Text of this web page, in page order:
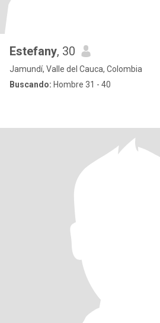
Estefany, 30
Jamundí, Valle del Cauca, Colombia
Buscando: Hombre 31 - 40